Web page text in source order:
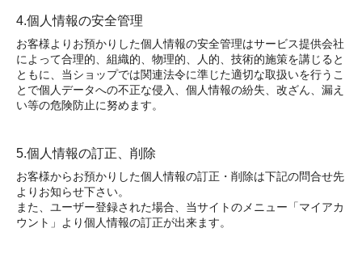
4.個人情報の安全管理
お客様よりお預かりした個人情報の安全管理はサービス提供会社
によって合理的、組織的、物理的、人的、技術的施策を講じると
ともに、当ショップでは関連法令に準じた適切な取扱いを行うこ
とで個人データへの不正な侵入、個人情報の紛失、改ざん、漏え
い等の危険防止に努めます。
5.個人情報の訂正、削除
お客様からお預かりした個人情報の訂正・削除は下記の問合せ先
よりお知らせ下さい。
また、ユーザー登録された場合、当サイトのメニュー「マイアカ
ウント」より個人情報の訂正が出来ます。